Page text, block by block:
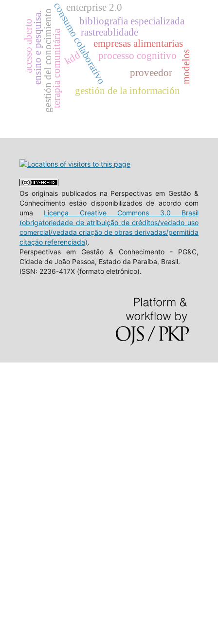
processo cognitivo
consumo colaborativo
bibliografia especializada
kdd
gestión de la información
gestión del conocimientoterapia comunitária
ensino e pesquisa.
acesso aberto modelos
rastreablidade
proveedor
empresas alimentarias
enterprise 2.0
Os originais publicados na Perspectivas em Gestão &
Conhecimento estão disponibilizados de acordo com
uma Licença Creative Commons 3.0 Brasil
(obrigatoriedade de atribuição de créditos/vedado uso
comercial/vedada criação de obras derivadas/permitida
citação referenciada).
Perspectivas em Gestão & Conhecimento - PG&C,
Cidade de João Pessoa, Estado da Paraíba, Brasil.
ISSN: 2236-417X (formato eletrônico).